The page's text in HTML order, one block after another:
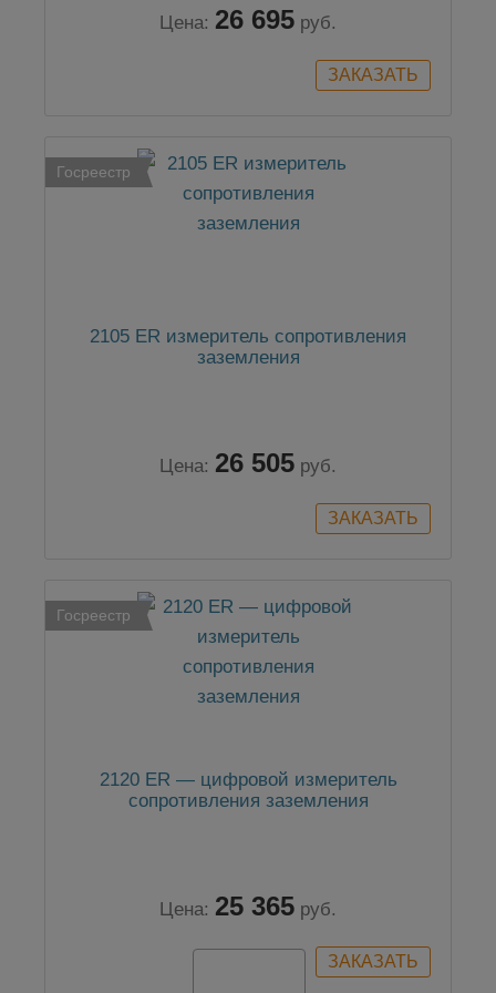
Цена: 26 695 руб.
Госреестр
2105 ER измеритель сопротивления
заземления
Цена: 26 505 руб.
Госреестр
2120 ER — цифровой измеритель
сопротивления заземления
Цена: 25 365 руб.